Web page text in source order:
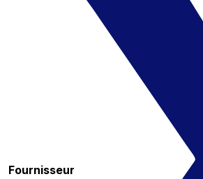
Fournisseur